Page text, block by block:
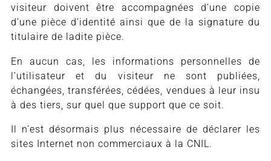
visiteur doivent être accompagnées d’une copie
d’une pièce d’identité ainsi que de la signature du
titulaire de ladite pièce.
En aucun cas, les informations personnelles de
l’utilisateur et du visiteur ne sont publiées,
échangées, transférées, cédées, vendues à leur insu
à des tiers, sur quel que support que ce soit.
Il n’est désormais plus nécessaire de déclarer les
sites Internet non commerciaux à la CNIL.